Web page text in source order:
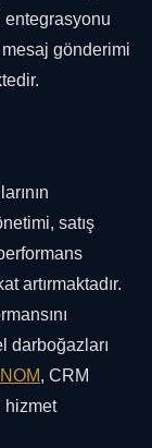
entegrasyonu
gönderimi
satış
artırmaktadır.
darboğazları
, CRM
hizmet